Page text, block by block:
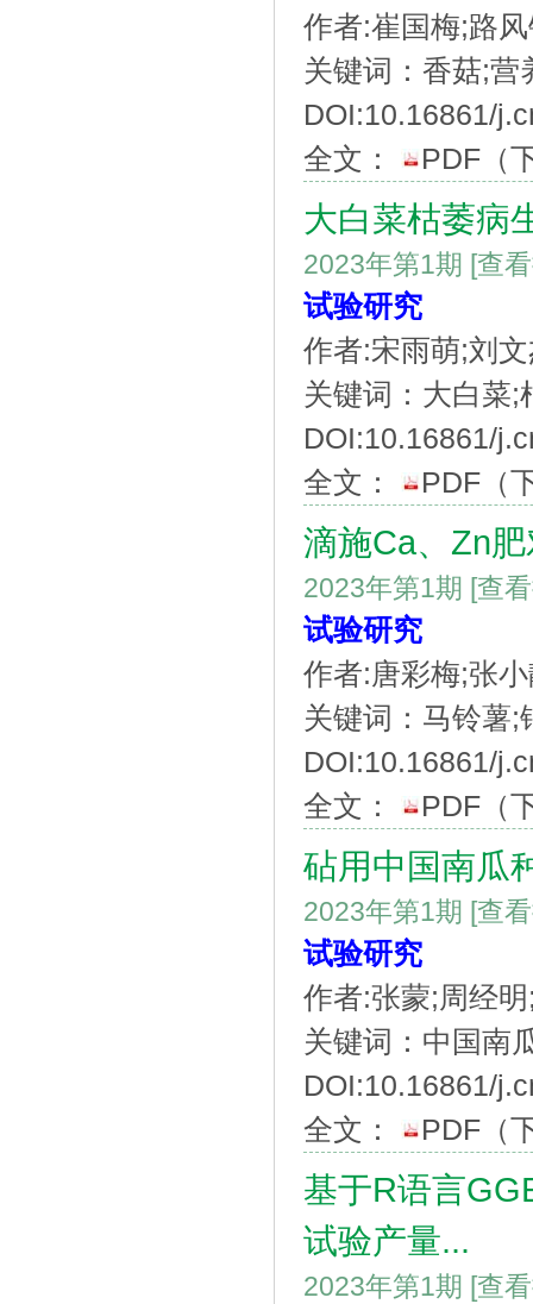
作者:崔国梅;路
关键词：香菇;营
DOI:10.16861/
全文：
PDF （
大白菜枯萎病
2023年第1期 [查
试验研究
作者:宋雨萌;刘
关键词：大白菜;
DOI:10.16861/
全文：
PDF （
滴施Ca、Zn
2023年第1期 [查
试验研究
作者:唐彩梅;张
关键词：马铃薯;
DOI:10.16861/
全文：
PDF （
砧用中国南瓜
2023年第1期 [查
试验研究
作者:张蒙;周经
关键词：中国南
DOI:10.16861/
全文：
PDF （
基于R语言
试验产量...
2023年第1期 [查